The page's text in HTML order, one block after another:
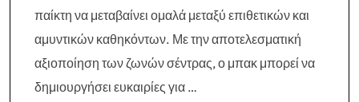
παίκτη να μεταβαίνει ομαλά μεταξύ επιθετικών και
αμυντικών καθηκόντων. Με την αποτελεσματική
αξιοποίηση των ζωνών σέντρας, ο μπακ μπορεί να
δημιουργήσει ευκαιρίες για …